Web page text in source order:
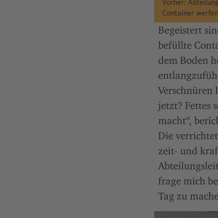
Vorher:
Container
Begeistert
befüllte
dem Boden
Verschnüren
jetzt? Fettes
macht“,
Die
zeit- und
frage mich
Tag zu